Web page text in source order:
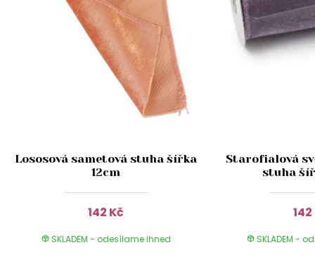
Lososová sametová stuha šířka
12cm
142 Kč
SKLADEM - odesílame ihned
Starofialová
stuha
SKLADEM -